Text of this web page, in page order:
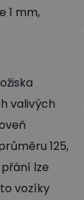
1 mm,
valivých
125,
lze
vozíky